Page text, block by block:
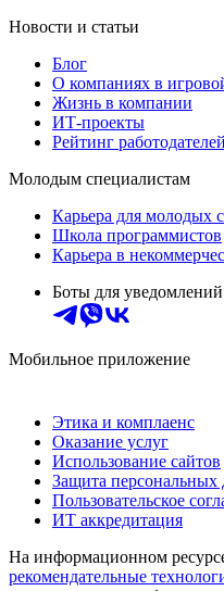
Новости и статьи
Блог
О компаниях в
Жизнь в компании
ИТ-проекты
Рейтинг
Молодым специалистам
Карьера для молодых
Школа программистов
Карьера в
Боты для уведомлений
Мобильное приложение
Этика и комплаенс
Оказание услуг
Использование сайтов
Защита персональных
Пользовательское
ИТ аккредитация
На информационном
рекомендательные